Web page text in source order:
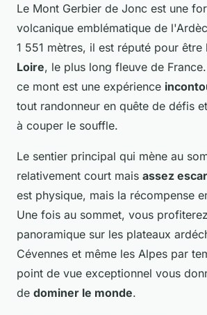
Le Mont Gerbier de Jonc est une
volcanique emblématique de
1 551 mètres, il est réputé pour être
Loire, le plus long fleuve de
ce mont est une expérience
tout randonneur en quête de défis
à couper le souffle.
Le sentier principal qui mène au
relativement court mais assez
est physique, mais la récompense
Une fois au sommet, vous
panoramique sur les plateaux
Cévennes et même les Alpes par
point de vue exceptionnel vous
de dominer le monde.